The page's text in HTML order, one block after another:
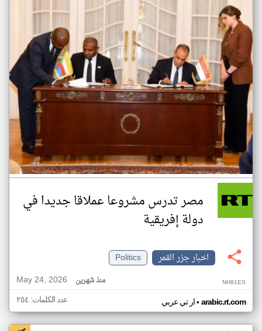
مصر تدرس مشروعا عملاقا جديدا في
دولة إفريقية
اخبار جزر القمر
Politics
May 24, 2026
منذ شهرين NH91ES
ار تي عربي• arabic.rt.com عدد الكلمات: ٢٥٤